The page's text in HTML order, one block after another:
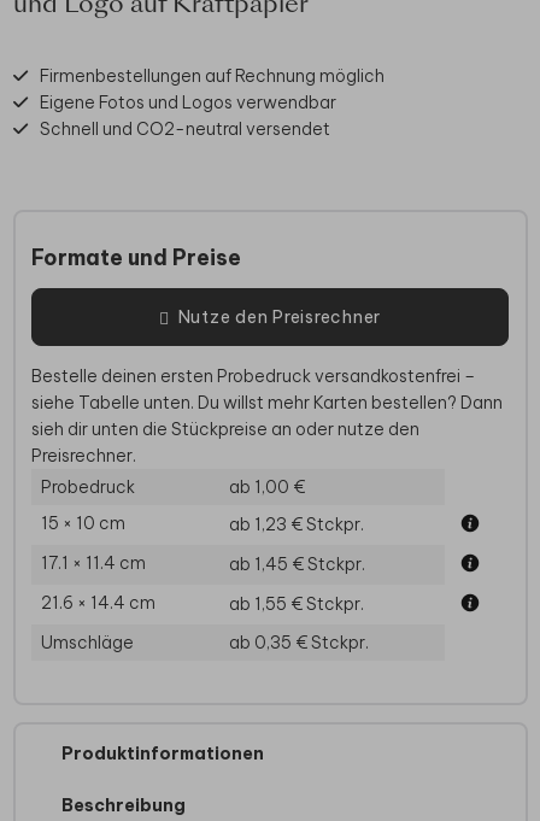
und Logo auf Kraftpapier
Firmenbestellungen auf Rechnung möglich
Eigene Fotos und Logos verwendbar
Schnell und CO2-neutral versendet
Formate und Preise
Nutze den Preisrechner
Bestelle deinen ersten Probedruck versandkostenfrei –
siehe Tabelle unten. Du willst mehr Karten bestellen? Dann
sieh dir unten die Stückpreise an oder nutze den
Preisrechner.
Probedruck
ab 1,00 €
15 × 10 cm
ab 1,23 €Stckpr.
17.1 × 11.4 cm
ab 1,45 €Stckpr.
21.6 × 14.4 cm
ab 1,55 €Stckpr.
Umschläge
ab 0,35 €Stckpr.
Produktinformationen
Beschreibung